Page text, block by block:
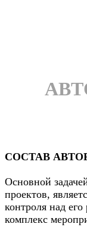
СОСТАВ
Основной
проектов,
контроля над
комплекс